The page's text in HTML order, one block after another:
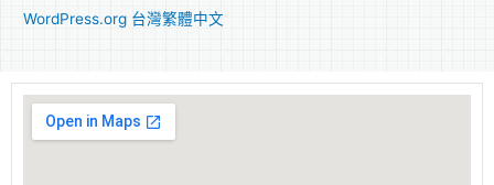
WordPress.org 台灣繁體中文